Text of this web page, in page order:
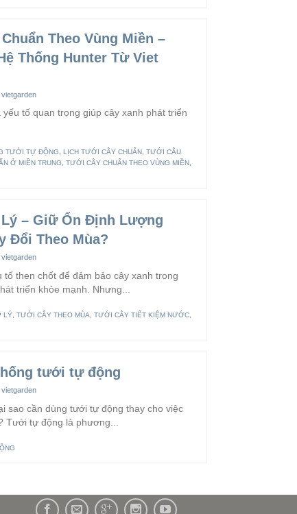
Theo Vùng Miền –
Thống Hunter Từ Viet
vietgarden
tố quan trọng giúp cây xanh phát triển
TƯỚI TỰ ĐỘNG, LỊCH TƯỚI CÂY CHUẨN, TƯỚI CÂU
Ở MIỀN TRUNG, TƯỚI CÂY CHUẨN THEO VÙNG MIỀN,
– Giữ Ổn Định Lượng
Đổi Theo Mùa?
vietgarden
then chốt để đảm bảo cây xanh trong
triển khỏe mạnh. Nhưng...
LÝ TƯỚI CÂY THEO MÙA TƯỚI CÂY TIẾT KIỆM NƯỚC
tưới tự động
vietgarden
sao cần dùng tưới tự động thay cho việc
Tưới tự động là phương...